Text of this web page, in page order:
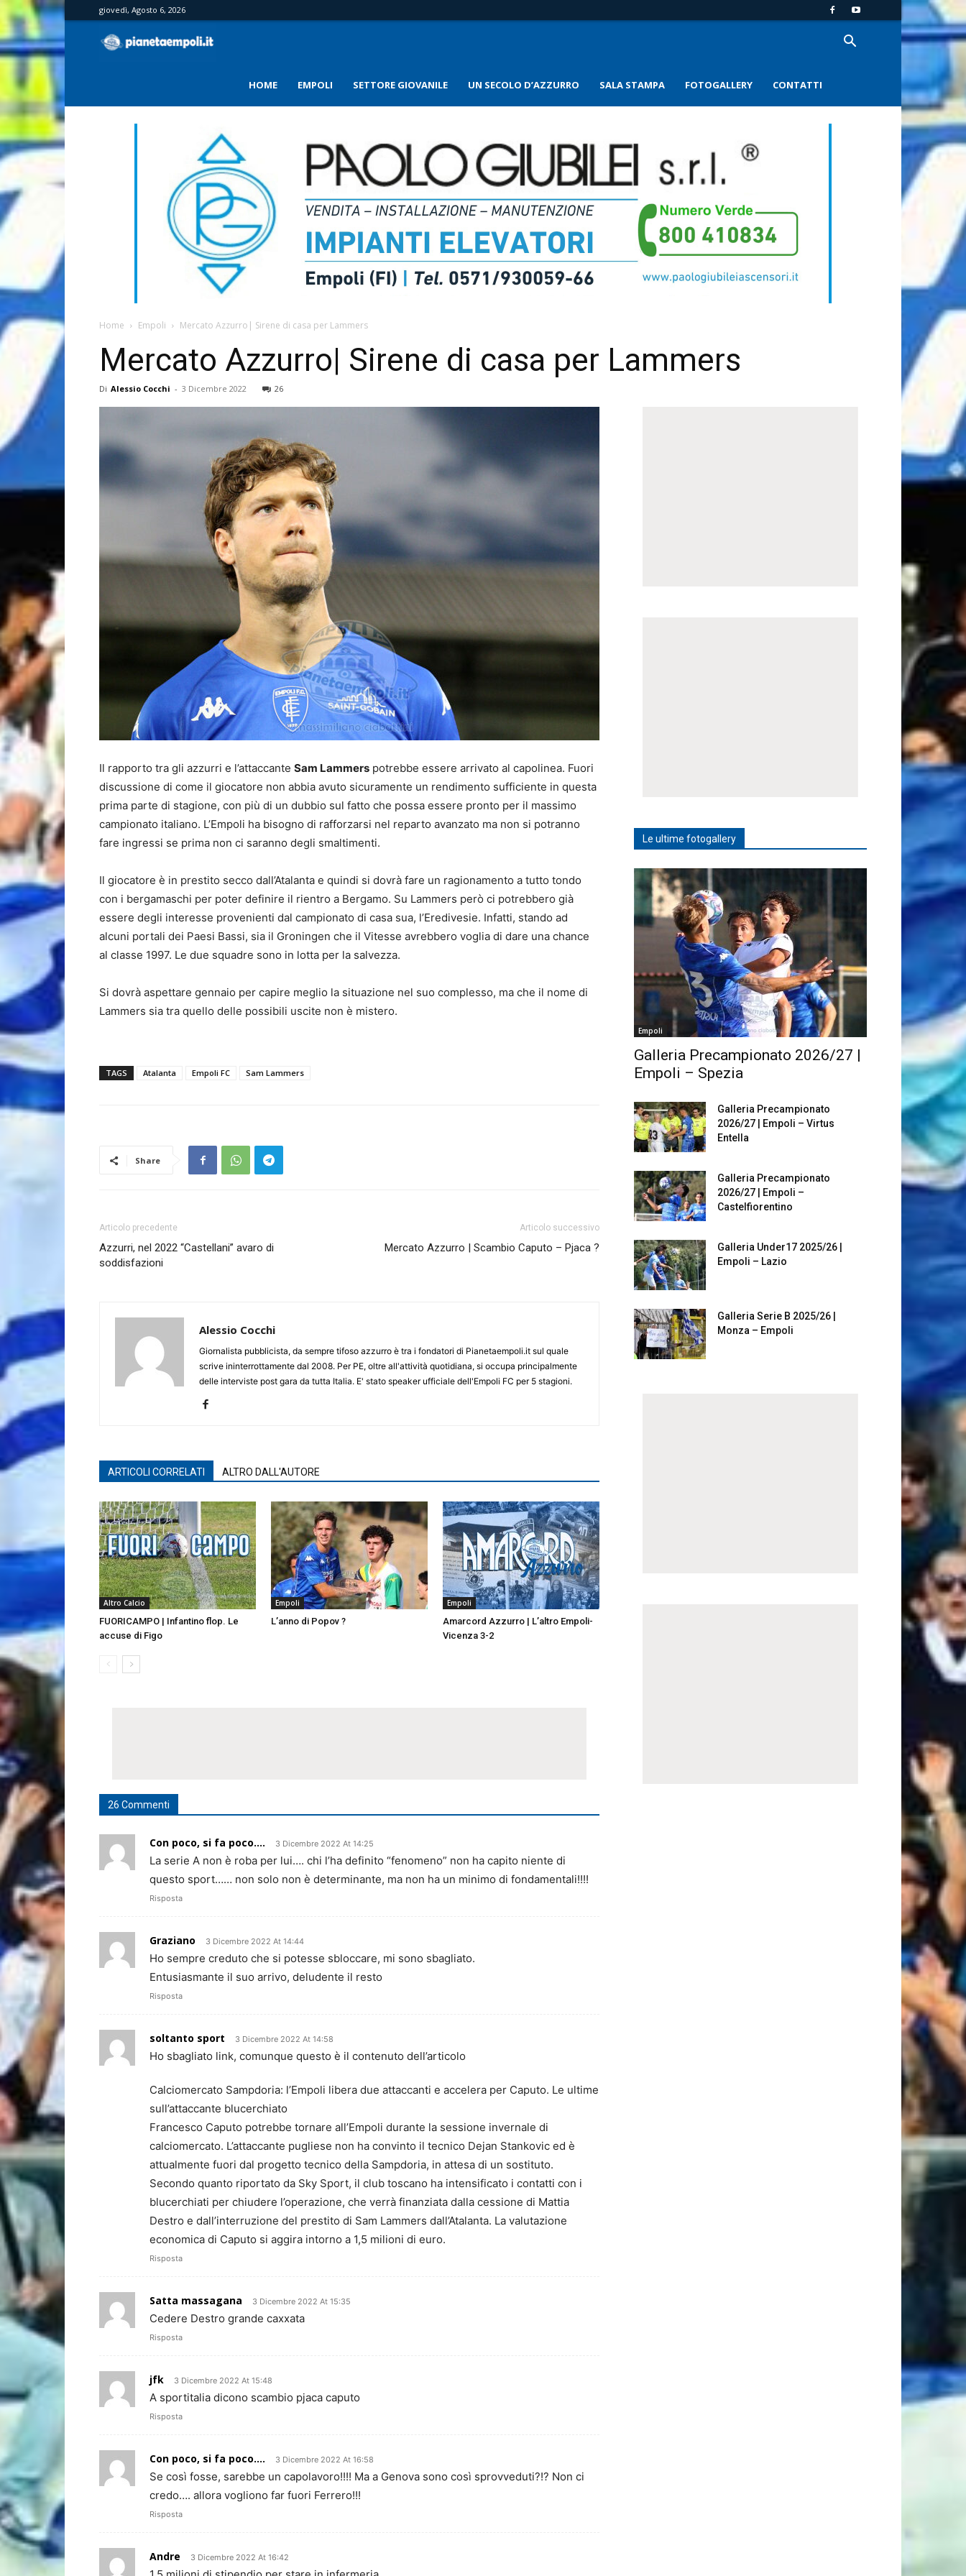
giovedì, Agosto 6, 2026
HOME EMPOLI SETTORE GIOVANILE UN SECOLO D’AZZURRO SALA STAMPA FOTOGALLERY CONTATTI
Home Empoli Mercato Azzurro| Sirene di casa per Lammers
Mercato Azzurro| Sirene di casa per Lammers
Di Alessio Cocchi - 3 Dicembre 2022 26
Il rapporto tra gli azzurri e l’attaccante Sam Lammers potrebbe essere arrivato al capolinea. Fuori
discussione di come il giocatore non abbia avuto sicuramente un rendimento sufficiente in questa
prima parte di stagione, con più di un dubbio sul fatto che possa essere pronto per il massimo
campionato italiano. L’Empoli ha bisogno di rafforzarsi nel reparto avanzato ma non si potranno
fare ingressi se prima non ci saranno degli smaltimenti.
Il giocatore è in prestito secco dall’Atalanta e quindi si dovrà fare un ragionamento a tutto tondo
con i bergamaschi per poter definire il rientro a Bergamo. Su Lammers però ci potrebbero già
essere degli interesse provenienti dal campionato di casa sua, l’Eredivesie. Infatti, stando ad
alcuni portali dei Paesi Bassi, sia il Groningen che il Vitesse avrebbero voglia di dare una chance
al classe 1997. Le due squadre sono in lotta per la salvezza.
Si dovrà aspettare gennaio per capire meglio la situazione nel suo complesso, ma che il nome di
Lammers sia tra quello delle possibili uscite non è mistero.
TAGS Atalanta Empoli FC Sam Lammers
Share
Articolo precedente
Azzurri, nel 2022 “Castellani” avaro di
soddisfazioni
Articolo successivo
Mercato Azzurro | Scambio Caputo – Pjaca ?
Alessio Cocchi
Giornalista pubblicista, da sempre tifoso azzurro è tra i fondatori di Pianetaempoli.it sul quale
scrive ininterrottamente dal 2008. Per PE, oltre all'attività quotidiana, si occupa principalmente
delle interviste post gara da tutta Italia. E' stato speaker ufficiale dell'Empoli FC per 5 stagioni.
ARTICOLI CORRELATI ALTRO DALL'AUTORE
Altro Calcio
FUORICAMPO | Infantino flop. Le
accuse di Figo
Empoli
L’anno di Popov ?
Empoli
Amarcord Azzurro | L’altro Empoli-
Vicenza 3-2
26 Commenti
Con poco, si fa poco.... 3 Dicembre 2022 At 14:25
La serie A non è roba per lui…. chi l’ha definito “fenomeno” non ha capito niente di
questo sport…… non solo non è determinante, ma non ha un minimo di fondamentali!!!!
Risposta
Graziano 3 Dicembre 2022 At 14:44
Ho sempre creduto che si potesse sbloccare, mi sono sbagliato.
Entusiasmante il suo arrivo, deludente il resto
Risposta
soltanto sport 3 Dicembre 2022 At 14:58
Ho sbagliato link, comunque questo è il contenuto dell’articolo
Calciomercato Sampdoria: l’Empoli libera due attaccanti e accelera per Caputo. Le ultime
sull’attaccante blucerchiato
Francesco Caputo potrebbe tornare all’Empoli durante la sessione invernale di
calciomercato. L’attaccante pugliese non ha convinto il tecnico Dejan Stankovic ed è
attualmente fuori dal progetto tecnico della Sampdoria, in attesa di un sostituto.
Secondo quanto riportato da Sky Sport, il club toscano ha intensificato i contatti con i
blucerchiati per chiudere l’operazione, che verrà finanziata dalla cessione di Mattia
Destro e dall’interruzione del prestito di Sam Lammers dall’Atalanta. La valutazione
economica di Caputo si aggira intorno a 1,5 milioni di euro.
Risposta
Satta massagana 3 Dicembre 2022 At 15:35
Cedere Destro grande caxxata
Risposta
jfk 3 Dicembre 2022 At 15:48
A sportitalia dicono scambio pjaca caputo
Risposta
Con poco, si fa poco.... 3 Dicembre 2022 At 16:58
Se così fosse, sarebbe un capolavoro!!!! Ma a Genova sono così sprovveduti?!? Non ci
credo…. allora vogliono far fuori Ferrero!!!
Risposta
Andre 3 Dicembre 2022 At 16:42
Le ultime fotogallery
Empoli
Galleria Precampionato 2026/27 |
Empoli – Spezia
Galleria Precampionato
2026/27 | Empoli – Virtus
Entella
Galleria Precampionato
2026/27 | Empoli –
Castelfiorentino
Galleria Under17 2025/26 |
Empoli – Lazio
Galleria Serie B 2025/26 |
Monza – Empoli